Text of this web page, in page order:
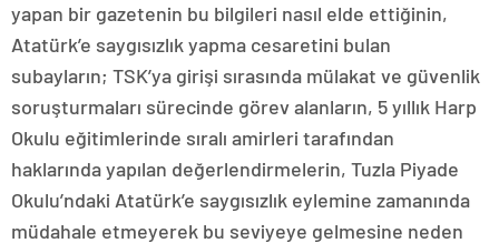
yapan bir gazetenin bu bilgileri nasıl elde ettiğinin,
Atatürk’e saygısızlık yapma cesaretini bulan
subayların; TSK’ya girişi sırasında mülakat ve güvenlik
soruşturmaları sürecinde görev alanların, 5 yıllık Harp
Okulu eğitimlerinde sıralı amirleri tarafından
haklarında yapılan değerlendirmelerin, Tuzla Piyade
Okulu’ndaki Atatürk’e saygısızlık eylemine zamanında
müdahale etmeyerek bu seviyeye gelmesine neden